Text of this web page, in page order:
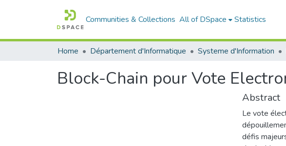
Communities & Collections All of DSpace Statistics
Home Département d'Informatique Systeme d'Information
Block-Chain pour Vote
Abstract
Le vote
défis